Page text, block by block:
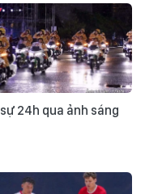
24h qua ảnh sáng